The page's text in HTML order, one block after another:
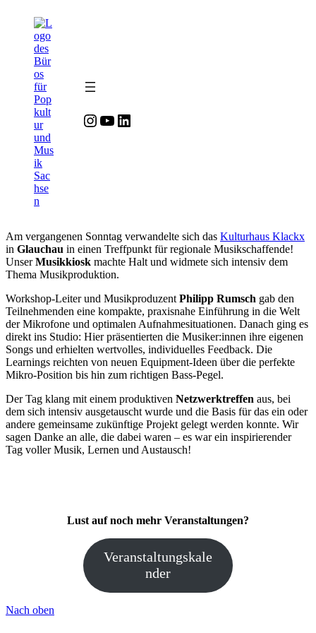
springen
springen
Instagram YouTube LinkedIn
Am vergangenen Sonntag verwandelte sich das Kulturhaus Klackx
in Glauchau in einen Treffpunkt für regionale Musikschaffende!
UnserMusikkiosk machte Halt und widmete sich intensiv dem
Thema Musikproduktion.
Workshop-Leiter und Musikproduzent Philipp Rumsch gab den
Teilnehmenden eine kompakte, praxisnahe Einführung in die Welt
der Mikrofone und optimalen Aufnahmesituationen. Danach ging es
direkt ins Studio: Hier präsentierten die Musiker:innen ihre eigenen
Songs und erhielten wertvolles, individuelles Feedback. Die
Learnings reichten von neuen Equipment-Ideen über die perfekte
Mikro-Position bis hin zum richtigen Bass-Pegel.
Der Tag klang mit einem produktiven Netzwerktreffen aus, bei
dem sich intensiv ausgetauscht wurde und die Basis für das ein oder
andere gemeinsame zukünftige Projekt gelegt werden konnte. Wir
sagen Danke an alle, die dabei waren – es war ein inspirierender
Tag voller Musik, Lernen und Austausch!
Lust auf noch mehr Veranstaltungen?
Veranstaltungskale
nder
Nach oben